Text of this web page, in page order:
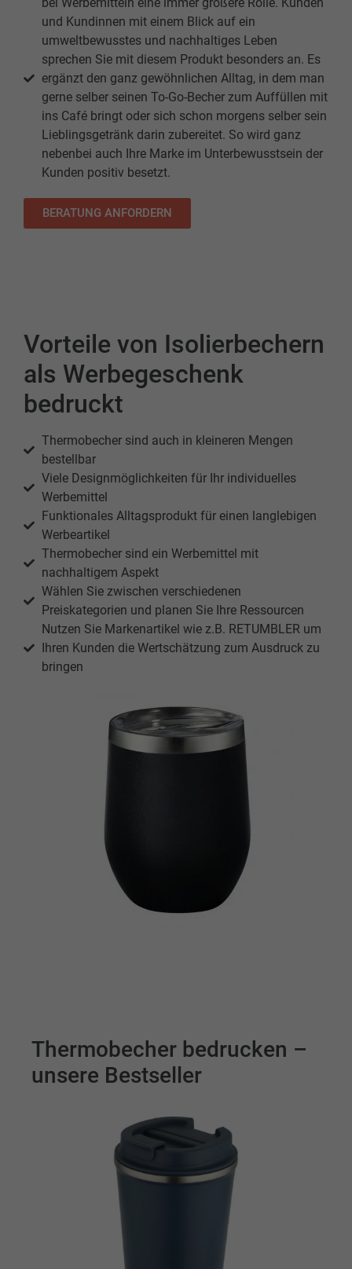
bei Werbemitteln eine immer größere Rolle. Kunden
und Kundinnen mit einem Blick auf ein
umweltbewusstes und nachhaltiges Leben
sprechen Sie mit diesem Produkt besonders an. Es
ergänzt den ganz gewöhnlichen Alltag, in dem man
gerne selber seinen To-Go-Becher zum Auffüllen mit
ins Café bringt oder sich schon morgens selber sein
Lieblingsgetränk darin zubereitet. So wird ganz
nebenbei auch Ihre Marke im Unterbewusstsein der
Kunden positiv besetzt.
BERATUNG ANFORDERN
Vorteile von Isolierbechern
als Werbegeschenk
bedruckt
Thermobecher sind auch in kleineren Mengen
bestellbar
Viele Designmöglichkeiten für Ihr individuelles
Werbemittel
Funktionales Alltagsprodukt für einen langlebigen
Werbeartikel
Thermobecher sind ein Werbemittel mit
nachhaltigem Aspekt
Wählen Sie zwischen verschiedenen
Preiskategorien und planen Sie Ihre Ressourcen
Nutzen Sie Markenartikel wie z.B. RETUMBLER um
Ihren Kunden die Wertschätzung zum Ausdruck zu
bringen
Thermobecher bedrucken –
unsere Bestseller